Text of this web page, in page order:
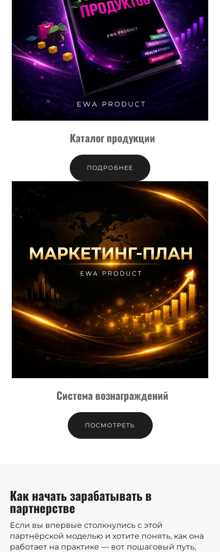
Каталог продукции
ПОДРОБНЕЕ
Система вознаграждений
ПОСМОТРЕТЬ
Как начать зарабатывать в
партнерстве
Если вы впервые столкнулись с этой
партнёрской моделью и хотите понять, как она
работает на практике — вот пошаговый путь,